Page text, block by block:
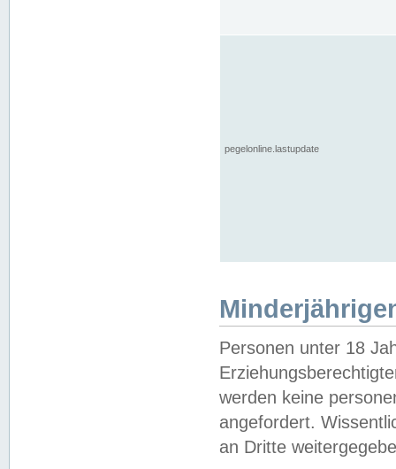
pegelonline.lastupdate
Personen unter 18
werden keine
angefordert.
an Dritte